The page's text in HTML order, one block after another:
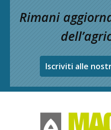
Rimani
Iscriviti alle